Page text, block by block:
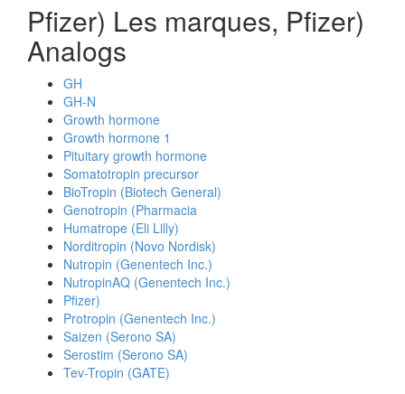
Pfizer) Les marques, Pfizer)
Analogs
GH
GH-N
Growth hormone
Growth hormone 1
Pituitary growth hormone
Somatotropin precursor
BioTropin (Biotech General)
Genotropin (Pharmacia
Humatrope (Eli Lilly)
Norditropin (Novo Nordisk)
Nutropin (Genentech Inc.)
NutropinAQ (Genentech Inc.)
Pfizer)
Protropin (Genentech Inc.)
Saizen (Serono SA)
Serostim (Serono SA)
Tev-Tropin (GATE)